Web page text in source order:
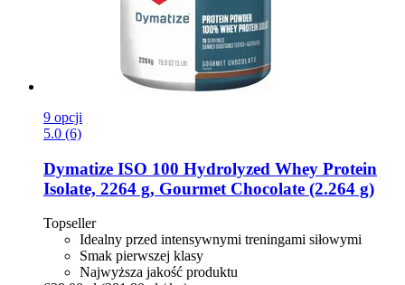
9 opcji
5.0 (6)
Dymatize ISO 100 Hydrolyzed Whey Protein
Isolate, 2264 g, Gourmet Chocolate (2.264 g)
Topseller
Idealny przed intensywnymi treningami siłowymi
Smak pierwszej klasy
Najwyższa jakość produktu